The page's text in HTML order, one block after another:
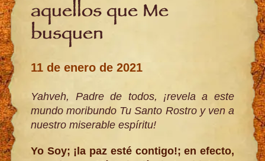
aquellos que Me
busquen
11 de enero de 2021
Yahveh, Padre de todos, ¡revela a este
mundo moribundo Tu Santo Rostro y ven a
nuestro miserable espíritu!
Yo Soy; ¡la paz esté contigo!; en efecto,